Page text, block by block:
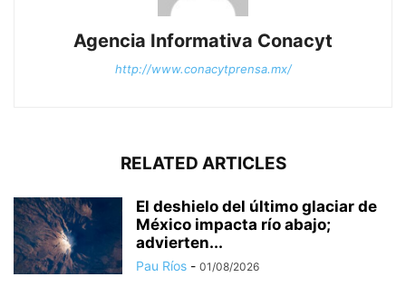
Agencia Informativa Conacyt
http://www.conacytprensa.mx/
RELATED ARTICLES
El deshielo del último glaciar de
México impacta río abajo;
advierten...
Pau Ríos - 01/08/2026